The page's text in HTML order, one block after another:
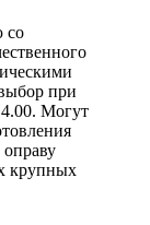
со
при
Могут
крупных